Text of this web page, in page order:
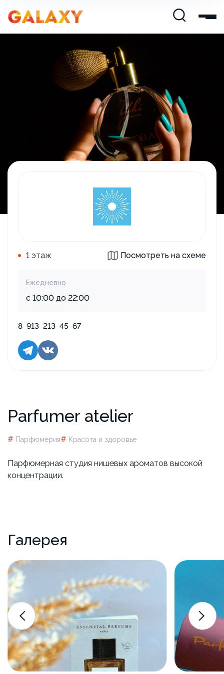
Parfumer atelier
# Парфюмерия# Красота и здоровье
Парфюмерная студия нишевых ароматов высокой
концентрации.
1 этаж Посмотреть на схеме
Ежедневно
с 10:00 до 22:00
8‒913‒213‒45‒67
Галерея